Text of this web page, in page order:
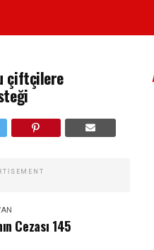
çiftçilere
Cezası 145